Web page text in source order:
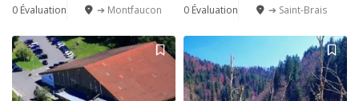
0 Évaluation ➔ Montfaucon 0 Évaluation ➔ Saint-Brais